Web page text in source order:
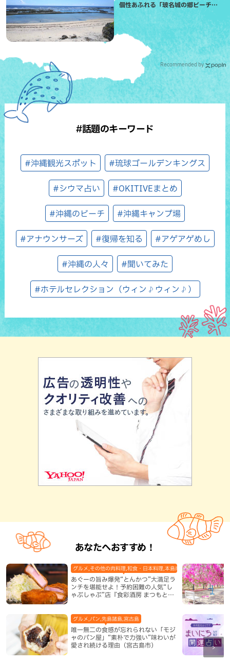
個性あふれる「玻名城の郷ビーチ」
（八重瀬町）
Recommended by
#話題のキーワード
#沖縄観光スポット #琉球ゴールデンキングス
#シウマ占い #OKITIVEまとめ
#沖縄のビーチ #沖縄キャンプ場
#アナウンサーズ #復帰を知る #アゲアゲめし
#沖縄の人々 #聞いてみた
#ホテルセレクション（ウィン♪ウィン♪）
あなたへおすすめ！
あぐーの旨み爆発“とんかつ”大満足ラ
ンチを堪能せよ！予約困難の人気“し
ゃぶしゃぶ”店『食彩酒房 まつもと』
グルメ,その他の肉料理,和食・日本料理,本島南部,那覇市
唯一無二の食感が忘れられない「モジ
ャのパン屋」“素朴で力強い”味わいが
愛され続ける理由（宮古島市）
グルメ,パン,先島諸島,宮古島